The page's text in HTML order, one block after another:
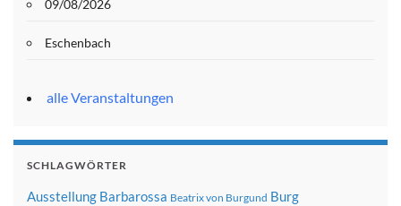
09/08/2026
Eschenbach
alle Veranstaltungen
SCHLAGWÖRTER
Ausstellung Barbarossa Beatrix von Burgund Burg